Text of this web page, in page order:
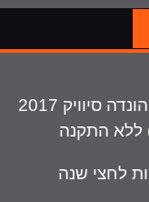
מחשב גיר הונדה סיוויק 2017
לחצי שנה